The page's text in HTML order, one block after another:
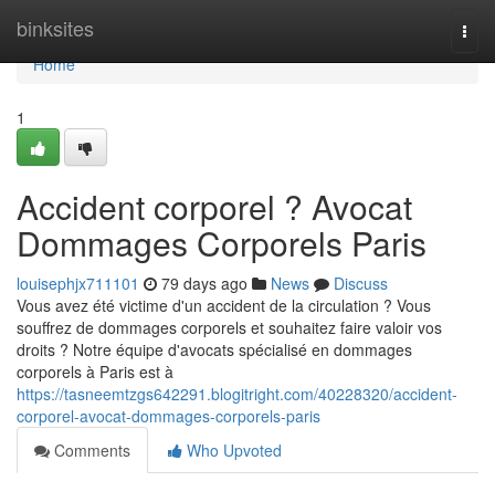
binksites
Home
Home
1
Accident corporel ? Avocat
Dommages Corporels Paris
louisephjx711101 79 days ago News
Discuss
Vous avez été victime d'un accident de la circulation ? Vous
souffrez de dommages corporels et souhaitez faire valoir vos
droits ? Notre équipe d'avocats spécialisé en dommages
corporels à Paris est à
https://tasneemtzgs642291.blogitright.com/40228320/accident-
corporel-avocat-dommages-corporels-paris
Comments
Who Upvoted